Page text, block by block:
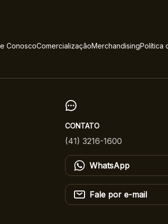
ConoscoComercializaçãoMerchandisingPolítica
CONTATO
(41) 3216-1600
WhatsApp
Fale por e-mail